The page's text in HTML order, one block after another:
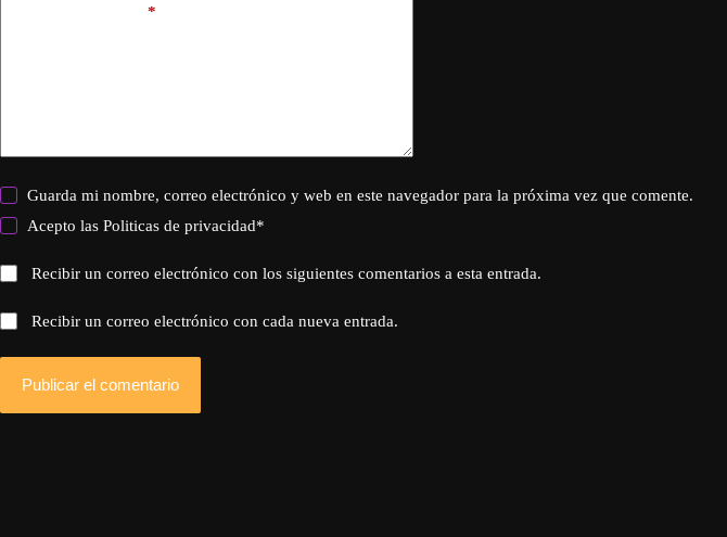
*
Guarda mi nombre, correo electrónico y web en este navegador para la próxima vez que comente.
Acepto lasPoliticas de privacidad*
Recibir un correo electrónico con los siguientes comentarios a esta entrada.
Recibir un correo electrónico con cada nueva entrada.
Publicar el comentario